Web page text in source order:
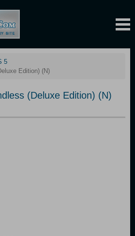
5
Edition) (N)
(Deluxe Edition) (N)